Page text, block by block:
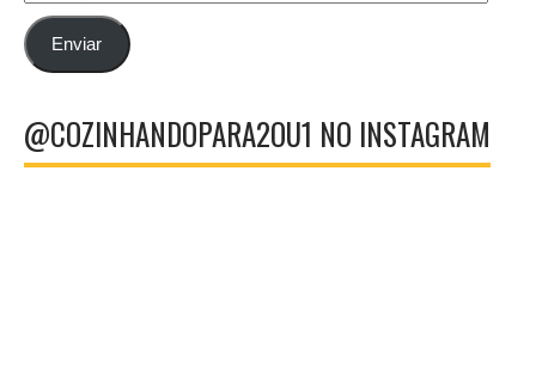
emailEnviar
@COZINHANDOPARA2OU1 NO INSTAGRAM